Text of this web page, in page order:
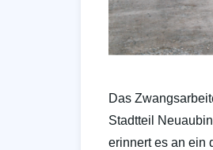
Das
Stadtteil
erinnert es an ein